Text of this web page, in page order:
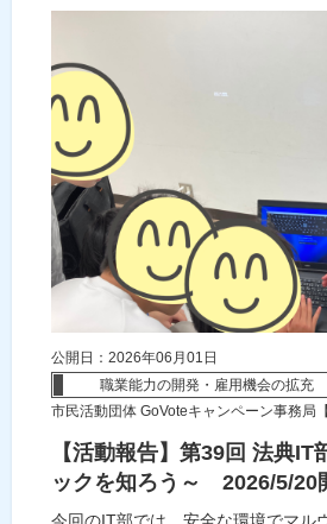
公開日：2026年06月01日
職業能力の開発・雇用機会の拡充
市民活動団体 GoVoteキャンペーン事務局
【活動報告】第39回 法典IT
ックを知ろう～ 2026/5/20